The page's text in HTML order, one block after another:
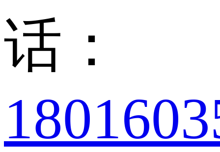
话：